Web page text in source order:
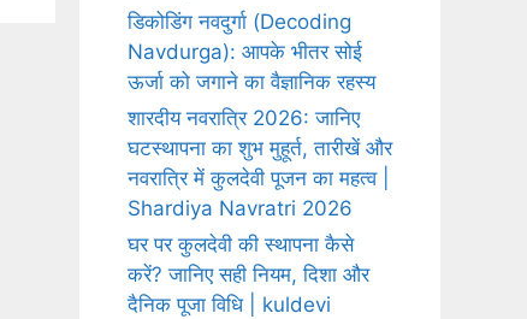
डिकोडिंग नवदुर्गा (Decoding
Navdurga): आपके भीतर सोई
ऊर्जा को जगाने का वैज्ञानिक रहस्य
शारदीय नवरात्रि 2026: जानिए
घटस्थापना का शुभ मुहूर्त, तारीखें और
नवरात्रि में कुलदेवी पूजन का महत्व |
Shardiya Navratri 2026
घर पर कुलदेवी की स्थापना कैसे
करें? जानिए सही नियम, दिशा और
दैनिक पूजा विधि | kuldevi